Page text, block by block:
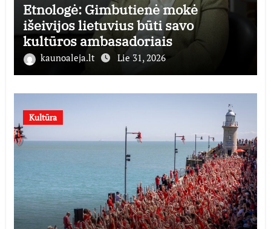
Etnologė: Gimbutienė mokė
išeivijos lietuvius būti savo
kultūros ambasadoriais
kaunoaleja.lt Lie 31, 2026
Kultūra